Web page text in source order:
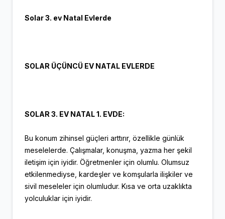
Solar 3. ev Natal Evlerde
SOLAR ÜÇÜNCÜ EV NATAL EVLERDE
SOLAR 3. EV NATAL 1. EVDE:
Bu konum zihinsel güçleri arttırır, özellikle günlük
meselelerde. Çalışmalar, konuşma, yazma her şekil
iletişim için iyidir. Öğretmenler için olumlu. Olumsuz
etkilenmediyse, kardeşler ve komşularla ilişkiler ve
sivil meseleler için olumludur. Kısa ve orta uzaklıkta
yolculuklar için iyidir.